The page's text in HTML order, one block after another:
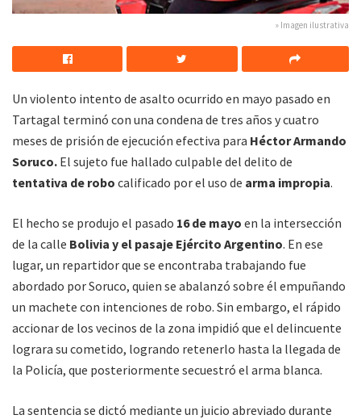
» Imagen ilustrativa
Un violento intento de asalto ocurrido en mayo pasado en
Tartagal terminó con una condena de tres años y cuatro
meses de prisión de ejecución efectiva para Héctor Armando
Soruco. El sujeto fue hallado culpable del delito de
tentativa de robo calificado por el uso de arma impropia.
El hecho se produjo el pasado 16 de mayo en la intersección
de la calle Bolivia y el pasaje Ejército Argentino. En ese
lugar, un repartidor que se encontraba trabajando fue
abordado por Soruco, quien se abalanzó sobre él empuñando
un machete con intenciones de robo. Sin embargo, el rápido
accionar de los vecinos de la zona impidió que el delincuente
lograra su cometido, logrando retenerlo hasta la llegada de
la Policía, que posteriormente secuestró el arma blanca.
La sentencia se dictó mediante un juicio abreviado durante